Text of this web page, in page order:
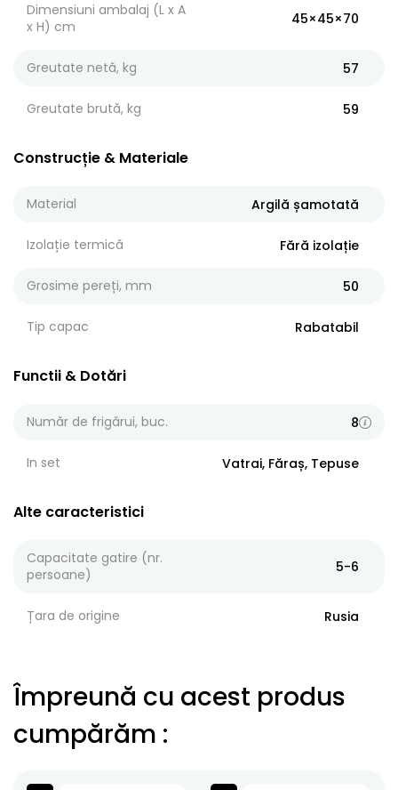
Dimensiuni ambalaj (L x A
x H) cm
45×45×70
Greutate netă, kg 57
Greutate brută, kg 59
Construcție & Materiale
Material Argilă șamotată
Izolație termică Fără izolație
Grosime pereți, mm 50
Tip capac Rabatabil
Functii & Dotări
Număr de frigărui, buc. 8
In set Vatrai, Făraș, Tepuse
Alte caracteristici
Capacitate gatire (nr.
persoane)
5-6
Țara de origine Rusia
Împreună cu acest produs
cumpărăm :